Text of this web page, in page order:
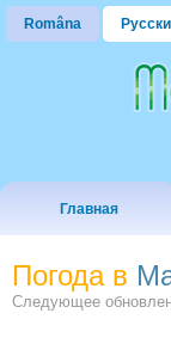
Româna
Главная
Погода в
Следующее